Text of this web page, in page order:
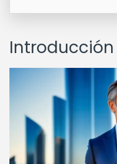
Introducción